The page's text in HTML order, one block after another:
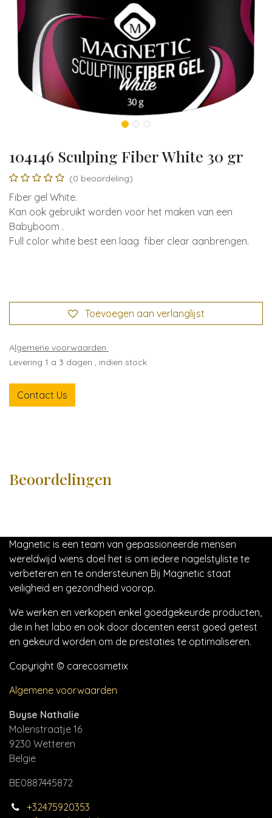
104146 Sculping Fiber White 30 gr
(0 beoordeling)
Fiber gel White.
Kan ook gebruikt worden voor het maken van een
Babyboom .
Full color white best een laag fiber clear aanbrengen.
Toevoegen aan verlanglijst
Algemene voorwaarden
Levering 1 a 3 dagen , indien stock
Contact Us
Beoordelingen
Magnetic is een team van gepassioneerde mensen
wereldwijd wiens doel het is om iedere nagelstyliste te
verbeteren en te ondersteunen Bij Magnetic staat
veiligheid en gezondheid voorop.
We werken en verkopen enkel goedgekeurde producten,
die in het labo en ook door docenten eerst goed getest
en gekeurd worden om de prestaties te optimaliseren.
Copyright © carecosmetix
Algemene voorwaarden
Buyse Nathalie
Molenstraatje 16
9230 Wetteren
Belgie
BE0887445872
+32475920353